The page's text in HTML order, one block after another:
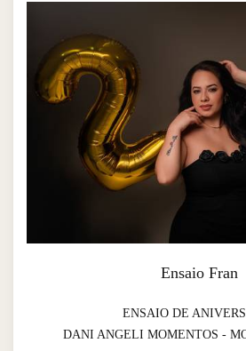
Ensaio Fran
ENSAIO DE
DANI ANGELI MOMENTOS -